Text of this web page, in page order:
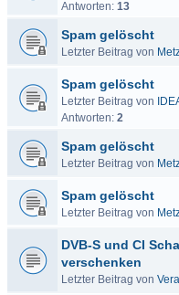
Antworten: 13
Spam gelöscht
Letzter Beitrag von
Spam gelöscht
Letzter Beitrag von
Antworten: 2
Spam gelöscht
Letzter Beitrag von
Spam gelöscht
Letzter Beitrag von
DVB-S und CI
verschenken
Letzter Beitrag von